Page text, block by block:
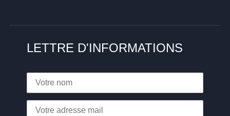
LETTRE D'INFORMATIONS